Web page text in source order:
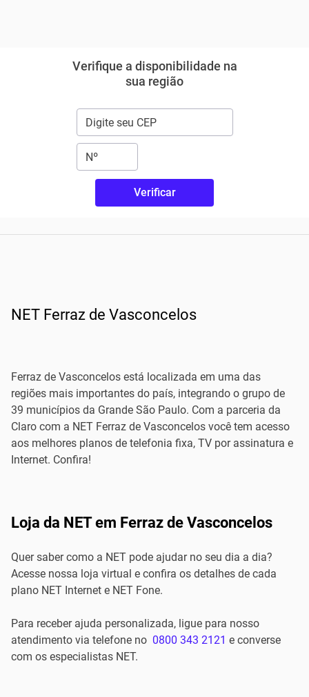
Verifique a disponibilidade na
sua região
Verificar
NET Ferraz de Vasconcelos
Ferraz de Vasconcelos está localizada em uma das
regiões mais importantes do país, integrando o grupo de
39 municípios da Grande São Paulo. Com a parceria da
Claro com a NET Ferraz de Vasconcelos você tem acesso
aos melhores planos de telefonia fixa, TV por assinatura e
Internet. Confira!
Loja da NET em Ferraz de Vasconcelos
Quer saber como a NET pode ajudar no seu dia a dia?
Acesse nossa loja virtual e confira os detalhes de cada
plano NET Internet e NET Fone.
Para receber ajuda personalizada, ligue para nosso
atendimento via telefone no 0800 343 2121 e converse
com os especialistas NET.